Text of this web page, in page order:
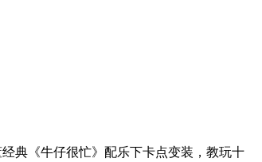
典《牛仔很忙》配乐下卡点变装，教玩十